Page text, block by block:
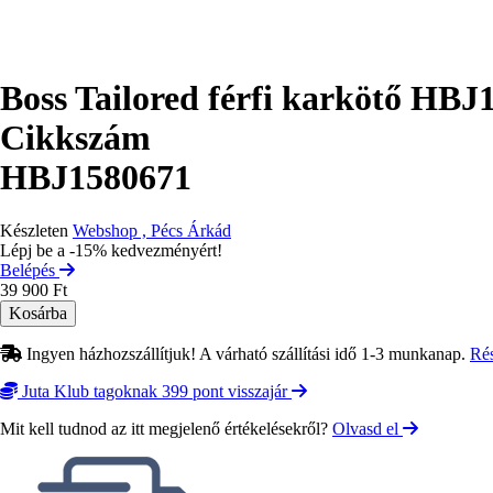
Boss Tailored férfi karkötő
Cikkszám
HBJ1580671
Készleten Webshop , Pécs Árkád
Lépj be a -15% kedvezményért!
Belépés
39 900 Ft
Ingyen házhozszállítjuk! A várható szállítási idő 1-3 munkanap.
Juta Klub tagoknak 399 pont visszajár
Mit kell tudnod az itt megjelenő értékelésekről? Olvasd el